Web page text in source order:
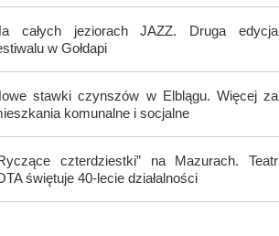
całych jeziorach JAZZ. Druga edycja
w Gołdapi
stawki czynszów w Elblągu. Więcej za
komunalne i socjalne
czterdziestki” na Mazurach. Teatr
świętuje 40-lecie działalności